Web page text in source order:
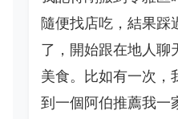
隨便找店吃，結果踩
了，開始跟在地人聊
美食。比如有一次，
到一個阿伯推薦我一